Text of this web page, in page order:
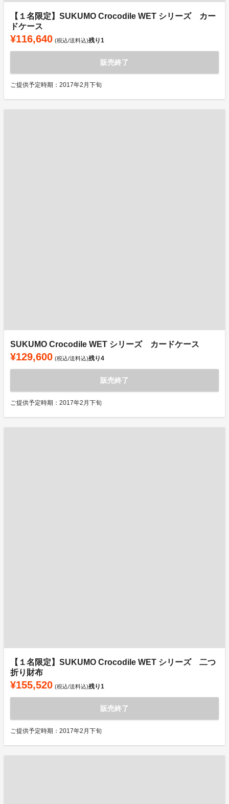
【１名限定】SUKUMO Crocodile WET シリーズ カー
ドケース
¥116,640 (税込/送料込)残り1
販売終了
ご提供予定時期：2017年2月下旬
SUKUMO Crocodile WET シリーズ カードケース
¥129,600 (税込/送料込)残り4
販売終了
ご提供予定時期：2017年2月下旬
【１名限定】SUKUMO Crocodile WET シリーズ 二つ
折り財布
¥155,520 (税込/送料込)残り1
販売終了
ご提供予定時期：2017年2月下旬